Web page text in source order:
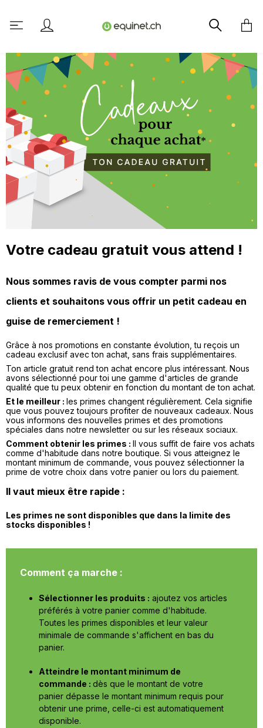
Votre cadeau gratuit vous attend !
Nous sommes ravis de vous compter parmi nos
clients et souhaitons vous offrir un petit cadeau en
guise de remerciement !
Grâce à nos promotions en constante évolution, tu reçois un
cadeau exclusif avec ton achat, sans frais supplémentaires.
Ton article gratuit rend ton achat encore plus intéressant. Nous
avons sélectionné pour toi une gamme d'articles de grande
qualité que tu peux obtenir en fonction du montant de ton achat.
Et le meilleur : les primes changent régulièrement. Cela signifie
que vous pouvez toujours profiter de nouveaux cadeaux. Nous
vous informons des nouvelles primes et des promotions
spéciales dans notre newsletter ou sur les réseaux sociaux.
Comment obtenir les primes : Il vous suffit de faire vos achats
comme d'habitude dans notre boutique. Si vous atteignez le
montant minimum de commande, vous pouvez sélectionner la
prime de votre choix dans votre panier ou lors du paiement.
Il vaut mieux être rapide :
Les primes ne sont disponibles que dans la limite des
stocks disponibles !
Comment ça marche :
Sélectionner les produits : ajoutez vos articles
préférés à votre panier comme d'habitude.
Toutes les primes disponibles et leur valeur
minimale de commande s'affichent en bas du
panier.
Atteindre le montant minimum de
commande : dès que le montant de votre
panier dépasse le montant minimum requis pour
obtenir une prime, celle-ci est automatiquement
disponible.